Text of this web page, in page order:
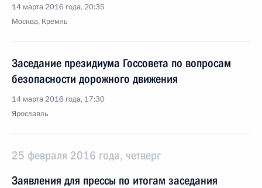
14 марта 2016 года, 20:35
Москва, Кремль
Заседание президиума Госсовета по вопросам
безопасности дорожного движения
14 марта 2016 года, 17:30
Ярославль
25 февраля 2016 года, четверг
Заявления для прессы по итогам заседания